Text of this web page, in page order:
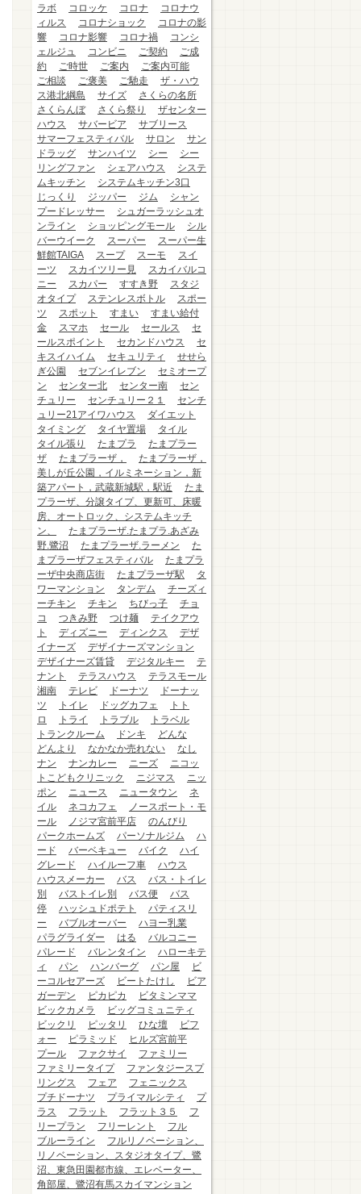
ラボ
コロッケ コロナ
コロナウ
ィルス
コロナショック
コロナの影
響
コロナ影響 コロナ禍
コンシ
ェルジュ
コンビニ ご契約
ご成
約
ご時世 ご案内
ご案内可能
ご相談
ご褒美 ご馳走
ザ・ハウ
ス港北綱島
サイズ
さくらの名所
さくらんぼ
さくら祭り
ザセンター
ハウス
サバービア
サブリース
サマーフェスティバル
サロン
サン
ドラッグ
サンハイツ シー
シー
リングファン
シェアハウス
システ
ムキッチン
システムキッチン3口
じっくり
ジッパー ジム
シャン
プードレッサー
シュガーラッシュオ
ンライン
ショッピングモール
シル
バーウイーク
スーパー
スーパー生
鮮館TAIGA
スープ スーモ
スイ
ーツ
スカイツリー見
スカイバルコ
ニー
スカパー すすき野
スタジ
オタイプ
ステンレスボトル
スポー
ツ
スポット すまい
すまい給付
金
スマホ セール セールス
セ
ールスポイント
セカンドハウス
セ
キスイハイム
セキュリティ
せせら
ぎ公園
セブンイレブン
セミオープ
ン
センター北 センター南
セン
チュリー
センチュリー２１
センチ
ュリー21アイワハウス
ダイエット
タイミング
タイヤ置場
タイル
タイル張り
たまプラ
たまプラー
ザ
たまプラーザ，
たまプラーザ，
美しが丘公園，イルミネーション，新
築アパート，武蔵新城駅，駅近
たま
プラーザ、分譲タイプ、更新可、床暖
房、オートロック、システムキッチ
ン、
たまプラーザ.たまプラ.あざみ
野.鷺沼
たまプラーザ.ラーメン
た
まプラーザフェスティバル
たまプラ
ーザ中央商店街
たまプラーザ駅
タ
ワーマンション
タンデム
チーズィ
ーチキン
チキン ちびっ子
チョ
コ
つきみ野 つけ麺
テイクアウ
ト
ディズニー ディンクス
デザ
イナーズ
デザイナーズマンション
デザイナーズ賃貸
デジタルキー
テ
ナント
テラスハウス
テラスモール
湘南
テレビ ドーナツ
ドーナッ
ツ
トイレ ドッグカフェ
トト
ロ
トライ トラブル
トラベル
トランクルーム
ドンキ
どんな
どんより
なかなか売れない
なし
ナン
ナンカレー ニーズ
ニコッ
トこどもクリニック
ニジマス
ニッ
ポン
ニュース ニュータウン
ネ
イル
ネコカフェ
ノースポート・モ
ール
ノジマ宮前平店
のんびり
パークホームズ
パーソナルジム
ハ
ード
バーベキュー バイク
ハイ
グレード
ハイルーフ車
ハウス
ハウスメーカー
バス
バス・トイレ
別
バストイレ別 バス便
バス
停
ハッシュドポテト
パティスリ
ー
バブルオーバー
ハヨー乳業
パラグライダー
はる
バルコニー
パレード
バレンタイン
ハローキテ
ィ
パン ハンバーグ パン屋
ビ
ーコルセアーズ
ビートたけし
ビア
ガーデン
ピカピカ
ビタミンママ
ビックカメラ
ビッグコミュニティ
ビックリ
ピッタリ ひな壇
ビフ
ォー
ピラミッド
ヒルズ宮前平
プール
ファクサイ
ファミリー
ファミリータイプ
ファンタジースプ
リングス
フェア
フェニックス
プチドーナツ
プライマルシティ
プ
ラス
フラット フラット３５
フ
リープラン
フリーレント
フル
ブルーライン
フルリノベーション、
リノベーション、スタジオタイプ、鷺
沼、東急田園都市線、エレベーター、
角部屋、鷺沼有馬スカイマンション